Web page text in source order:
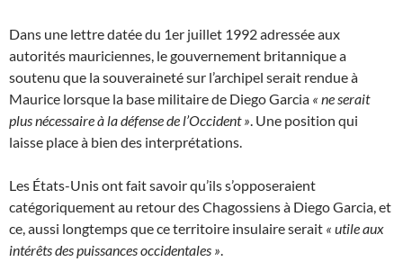
Dans une lettre datée du 1er juillet 1992 adressée aux
autorités mauriciennes, le gouvernement britannique a
soutenu que la souveraineté sur l’archipel serait rendue à
Maurice lorsque la base militaire de Diego Garcia « ne serait
plus nécessaire à la défense de l’Occident ». Une position qui
laisse place à bien des interprétations.
Les États-Unis ont fait savoir qu’ils s’opposeraient
catégoriquement au retour des Chagossiens à Diego Garcia, et
ce, aussi longtemps que ce territoire insulaire serait « utile aux
intérêts des puissances occidentales ».